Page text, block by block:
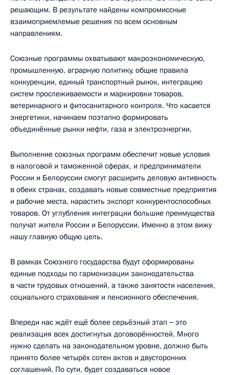
решающим. В результате найдены компромиссные
взаимоприемлемые решения по всем основным
направлениям.
Союзные программы охватывают макроэкономическую,
промышленную, аграрную политику, общие правила
конкуренции, единый транспортный рынок, интеграцию
систем прослеживаемости и маркировки товаров,
ветеринарного и фитосанитарного контроля. Что касается
энергетики, начинаем поэтапно формировать
объединённые рынки нефти, газа и электроэнергии.
Выполнение союзных программ обеспечит новые условия
в налоговой и таможенной сферах, и предприниматели
России и Белоруссии смогут расширить деловую активность
в обеих странах, создавать новые совместные предприятия
и рабочие места, нарастить экспорт конкурентоспособных
товаров. От углубления интеграции большие преимущества
получат жители России и Белоруссии. Именно в этом вижу
нашу главную общую цель.
В рамках Союзного государства будут сформированы
единые подходы по гармонизации законодательства
в части трудовых отношений, а также занятости населения,
социального страхования и пенсионного обеспечения.
Впереди нас ждёт ещё более серьёзный этап ‒ это
реализация всех достигнутых договорённостей. Много
нужно сделать на законодательном уровне, должно быть
принято более четырёх сотен актов и двусторонних
соглашений. По сути, будет создаваться новое